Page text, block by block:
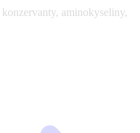
aminokyseliny,